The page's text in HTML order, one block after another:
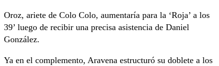
Oroz, ariete de Colo Colo, aumentaría para la ‘Roja’ a los
39’ luego de recibir una precisa asistencia de Daniel
González.
Ya en el complemento, Aravena estructuró su doblete a los